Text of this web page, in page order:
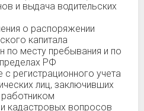
и выдача водительских
о распоряжении
капитала
по месту пребывания и по
РФ
с регистрационного учета
лиц, заключивших
кадастровых вопросов